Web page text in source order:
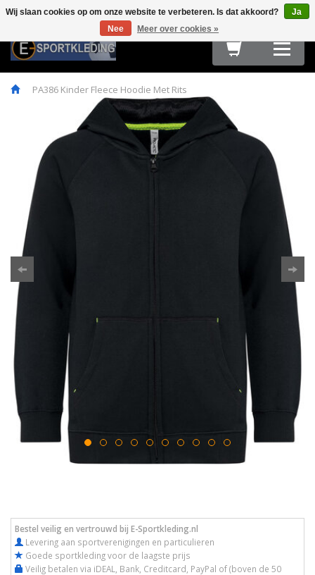
Terug
HARDLOOPKLEDING
Terug
TEAMWEAR
Terug
FIETSKLEDING
Terug
FITNESS
Terug
OUTDOOR
Terug
ACCESSOIRES
Terug
E-SPORT & GAMING
Terug
OBSTACLE RUN & BOOTCAMP
Terug
MAATTABELLEN
PA386 Kinder Fleece Hoodie Met Rits
Bestel veilig en vertrouwd bij E-Sportkleding.nl
Levering aan sportverenigingen en particulieren
Goede sportkleding voor de laagste prijs
Veilig betalen via iDEAL, Bank, Creditcard, PayPal of (boven de 50
Wij slaan cookies op om onze website te verbeteren. Is dat akkoord?
Ja
Nee
Meer over cookies »